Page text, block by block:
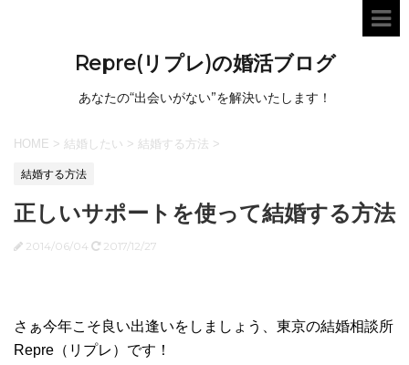
Repre(リプレ)の婚活ブログ
あなたの“出会いがない”を解決いたします！
HOME > 結婚したい > 結婚する方法 >
結婚する方法
正しいサポートを使って結婚する方法
2014/06/04 2017/12/27
さぁ今年こそ良い出逢いをしましょう、東京の結婚相談所
Repre（リプレ）です！